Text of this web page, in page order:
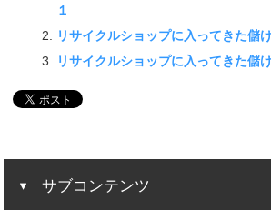
１
リサイクルショップに入ってきた儲
リサイクルショップに入ってきた儲
サブコンテンツ